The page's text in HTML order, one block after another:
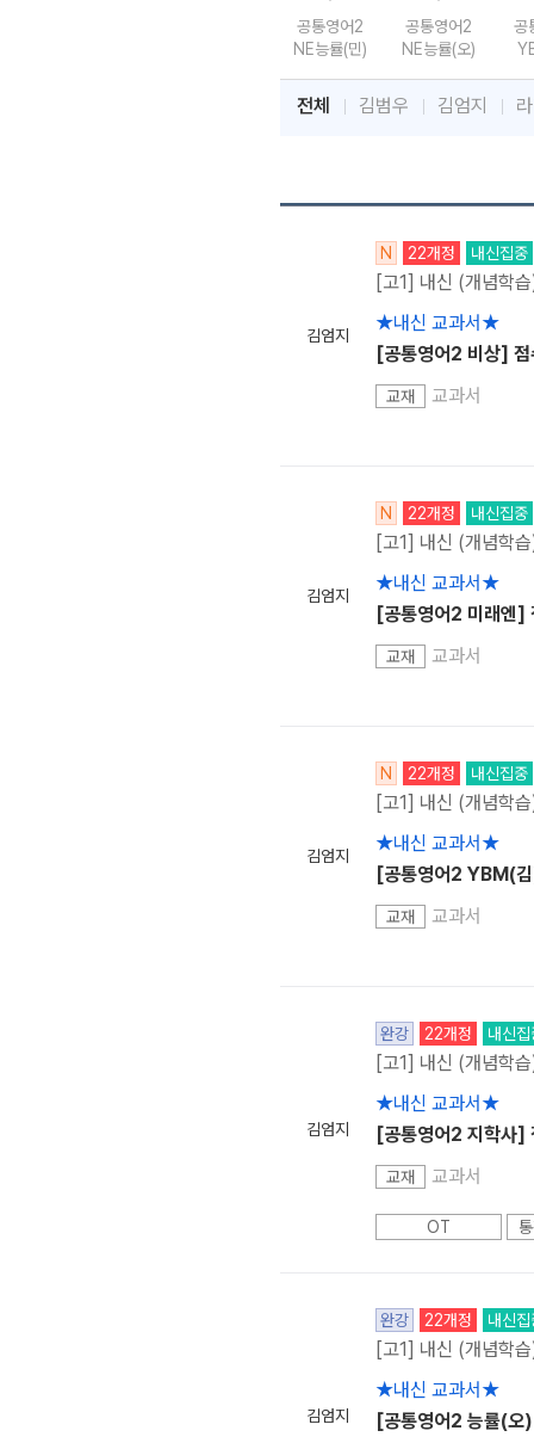
공통영어2
NE능률(민)
공통영어2
NE능률(오)
공
전체 김범우 김엄지
김엄지
N 22개정 내신집중
[고1] 내신 (개념학
★내신 교과서★
[공통영어2 비상] 점
교재 교과서
김엄지
N 22개정 내신집중
[고1] 내신 (개념학
★내신 교과서★
[공통영어2 미래엔]
교재 교과서
김엄지
N 22개정 내신집중
[고1] 내신 (개념학
★내신 교과서★
[공통영어2 YBM(
교재 교과서
김엄지
완강 22개정 내신집
[고1] 내신 (개념학
★내신 교과서★
[공통영어2 지학사]
교재 교과서
OT
김엄지
완강 22개정 내신집
[고1] 내신 (개념학
★내신 교과서★
[공통영어2 능률(오